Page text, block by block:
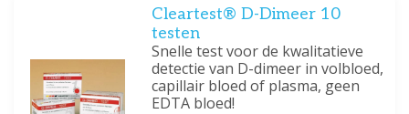
Cleartest® D-Dimeer 10
testen
Snelle test voor de kwalitatieve
detectie van D-dimeer in volbloed,
capillair bloed of plasma, geen
EDTA bloed!